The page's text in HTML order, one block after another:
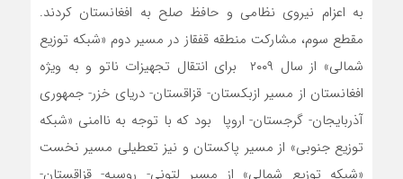
به اعزام نیروی نظامی و حافظ صلح به افغانستان کردند.
مقطع سوم، مشارکت منطقه قفقاز در مسیر دوم «شبکه توزیع
شمالی» از سال ۲۰۰۹ برای انتقال تجهیزات ناتو و به ویژه
افغانستان از مسیر ازبکستان- قزاقستان- دریای خزر- جمهوری
آذربایجان- گرجستان- اروپا بود که با توجه به ناامنی «شبکه
توزیع جنوبی» از مسیر پاکستان و نیز تعطیلی مسیر نخست
«شبکه توزیع شمالی» از مسیر لتونی- روسیه- قزاقستان-